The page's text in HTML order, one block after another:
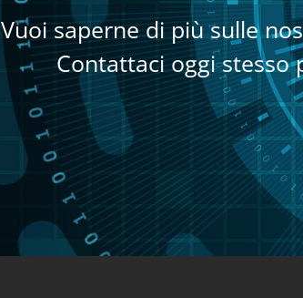
Vuoi saperne di più sulle
Contattaci oggi